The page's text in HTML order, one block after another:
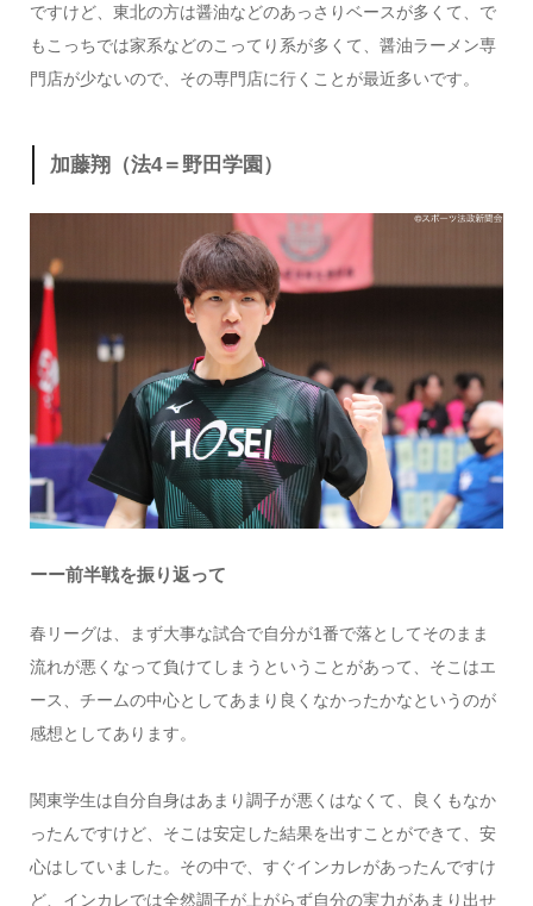
ですけど、東北の方は醤油などのあっさりベースが多くて、で
もこっちでは家系などのこってり系が多くて、醤油ラーメン専
門店が少ないので、その専門店に行くことが最近多いです。
加藤翔（法4＝野田学園）
ーー前半戦を振り返って
春リーグは、まず大事な試合で自分が1番で落としてそのまま
流れが悪くなって負けてしまうということがあって、そこはエ
ース、チームの中心としてあまり良くなかったかなというのが
感想としてあります。
関東学生は自分自身はあまり調子が悪くはなくて、良くもなか
ったんですけど、そこは安定した結果を出すことができて、安
心はしていました。その中で、すぐインカレがあったんですけ
ど、インカレでは全然調子が上がらず自分の実力があまり出せ